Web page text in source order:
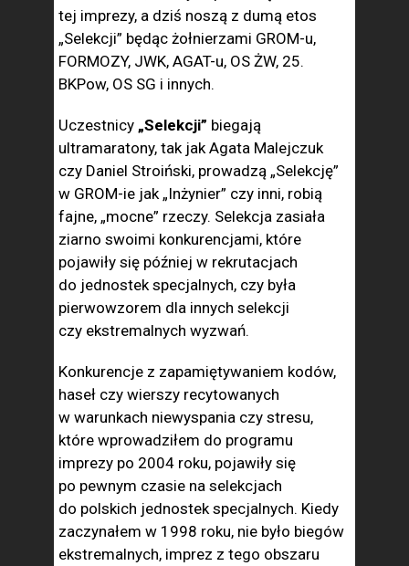
tej imprezy, a dziś noszą z dumą etos
„Selekcji” będąc żołnierzami GROM-u,
FORMOZY, JWK, AGAT-u, OS ŻW, 25.
BKPow, OS SG i innych.
Uczestnicy „Selekcji” biegają
ultramaratony, tak jak Agata Malejczuk
czy Daniel Stroiński, prowadzą „Selekcję”
w GROM-ie jak „Inżynier” czy inni, robią
fajne, „mocne” rzeczy. Selekcja zasiała
ziarno swoimi konkurencjami, które
pojawiły się później w rekrutacjach
do jednostek specjalnych, czy była
pierwowzorem dla innych selekcji
czy ekstremalnych wyzwań.
Konkurencje z zapamiętywaniem kodów,
haseł czy wierszy recytowanych
w warunkach niewyspania czy stresu,
które wprowadziłem do programu
imprezy po 2004 roku, pojawiły się
po pewnym czasie na selekcjach
do polskich jednostek specjalnych. Kiedy
zaczynałem w 1998 roku, nie było biegów
ekstremalnych, imprez z tego obszaru